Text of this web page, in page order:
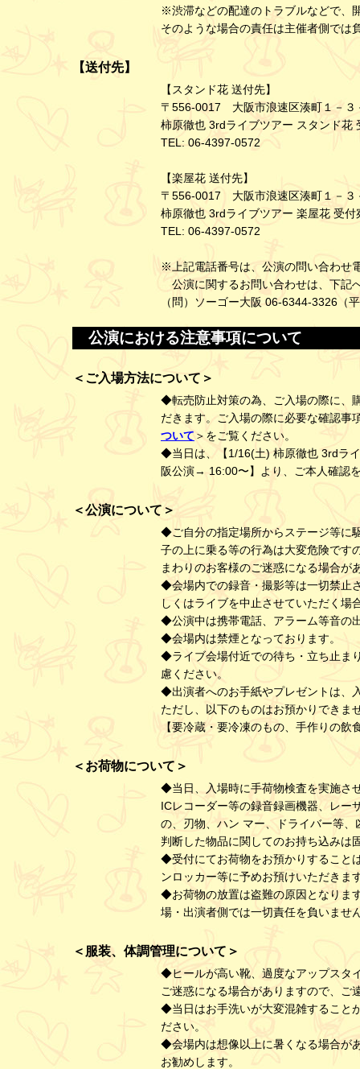
※渋滞などの配達のトラブルなどで、
そのような場合の責任は主催者側では
【送付先】
【スタンド花 送付先】
〒556-0017 大阪市浪速区湊町１－
柿原徹也 3rdライブツアー スタンド花
TEL: 06-4397-0572
【楽屋花 送付先】
〒556-0017 大阪市浪速区湊町１－
柿原徹也 3rdライブツアー 楽屋花 受付
TEL: 06-4397-0572
※上記電話番号は、公演の問い合わせ
公演に関するお問い合わせは、下記
（問）ソーゴー大阪 06-6344-3326（
公演における注意事項について
＜ご入場方法について＞
◆転売防止対策の為、ご入場の際に、
だきます。ご入場の際に必要な確認事
ついて ＞をご覧ください。
◆当日は、【1/16(土) 柿原徹也 3rdラ
阪公演→ 16:00〜】より、ご本人確認
＜公演について＞
◆ご自分の指定場所からステージ等に
子の上に乗る等の行為は大変危険です
まわりのお客様のご迷惑になる場合が
◆会場内での録音・撮影等は一切禁止
しくはライブを中止させていただく場
◆公演中は携帯電話、アラーム等音の
◆会場内は禁煙となっております。
◆ライブ会場付近での待ち・立ち止ま
慮ください。
◆出演者へのお手紙やプレゼントは、
ただし、以下のものはお預かりできま
【要冷蔵・要冷凍のもの、手作りの飲
＜お荷物について＞
◆当日、入場時に手荷物検査を実施さ
ICレコーダー等の録音録画機器、レー
の、刃物、ハン マー、ドライバー等
判断した物品に関してのお持ち込みは
◆受付にてお荷物をお預かりすること
ンロッカー等に予めお預けいただきま
◆お荷物の放置は盗難の原因となりま
場・出演者側では一切責任を負いませ
＜服装、体調管理について＞
◆ヒールが高い靴、過度なアップスタ
ご迷惑になる場合がありますので、ご
◆当日はお手洗いが大変混雑すること
ださい。
◆会場内は想像以上に暑くなる場合が
お勧めします。